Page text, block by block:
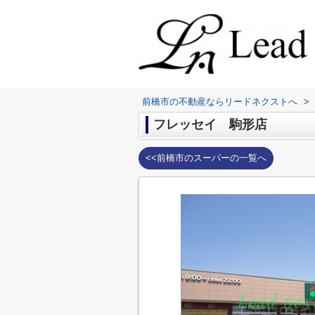
前橋市の不動産ならリードネクストへ >
フレッセイ 駒形店
<<前橋市のスーパーの一覧へ